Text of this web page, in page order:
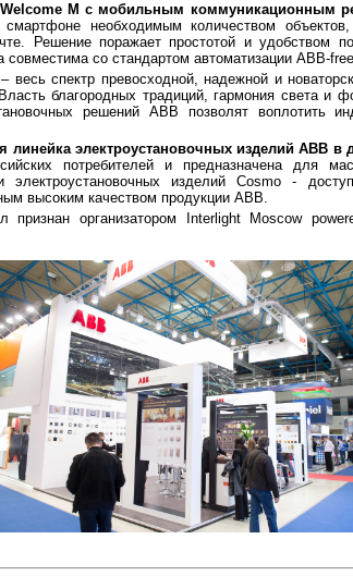
M c мобильным коммуникационным
необходимым количеством
Решение поражает простотой и удобством
со стандартом автоматизации ABB-
– весь спектр превосходной, надежной и
благородных традиций, гармония света и
решений ABB позволят воплотить
электроустановочных изделий ABB в
потребителей и предназначена для
электроустановочных изделий Cosmo -
высоким качеством продукции ABB.
организатором Interlight Moscow